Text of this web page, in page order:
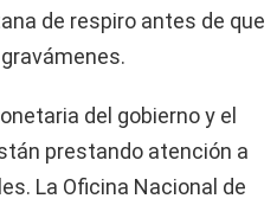
de respiro antes de que
del gobierno y el
prestando atención a
La Oficina Nacional de